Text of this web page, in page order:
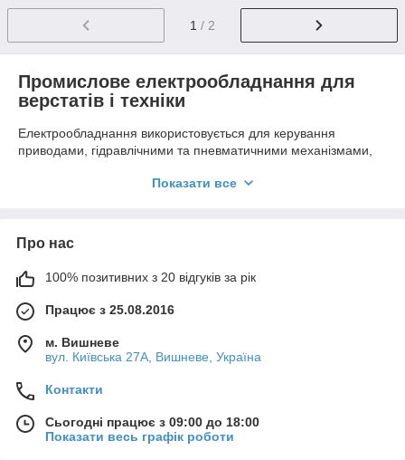
1 / 2
Промислове електрообладнання для
верстатів і техніки
Електрообладнання використовується для керування
приводами, гідравлічними та пневматичними механізмами,
сигналів. Від правильного вибору комплектуючих залежить
комплектуючі для металообробних верстатів, виробничих
техніки. Товар підбирається за маркуванням старої деталі,
обладнання.
Яке електрообладнання представлене в
каталозі
Категорія
Електромагніти та
Керування
Показати все
Про нас
100% позитивних з 20 відгуків за рік
Працює з 25.08.2016
м. Вишневе
вул. Київська 27А, Вишневе, Україна
Контакти
Сьогодні працює з 09:00 до 18:00
Показати весь графік роботи